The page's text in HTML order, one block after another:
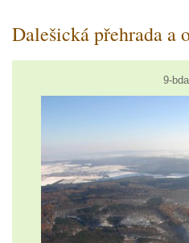
Dalešická přehrada a
9-